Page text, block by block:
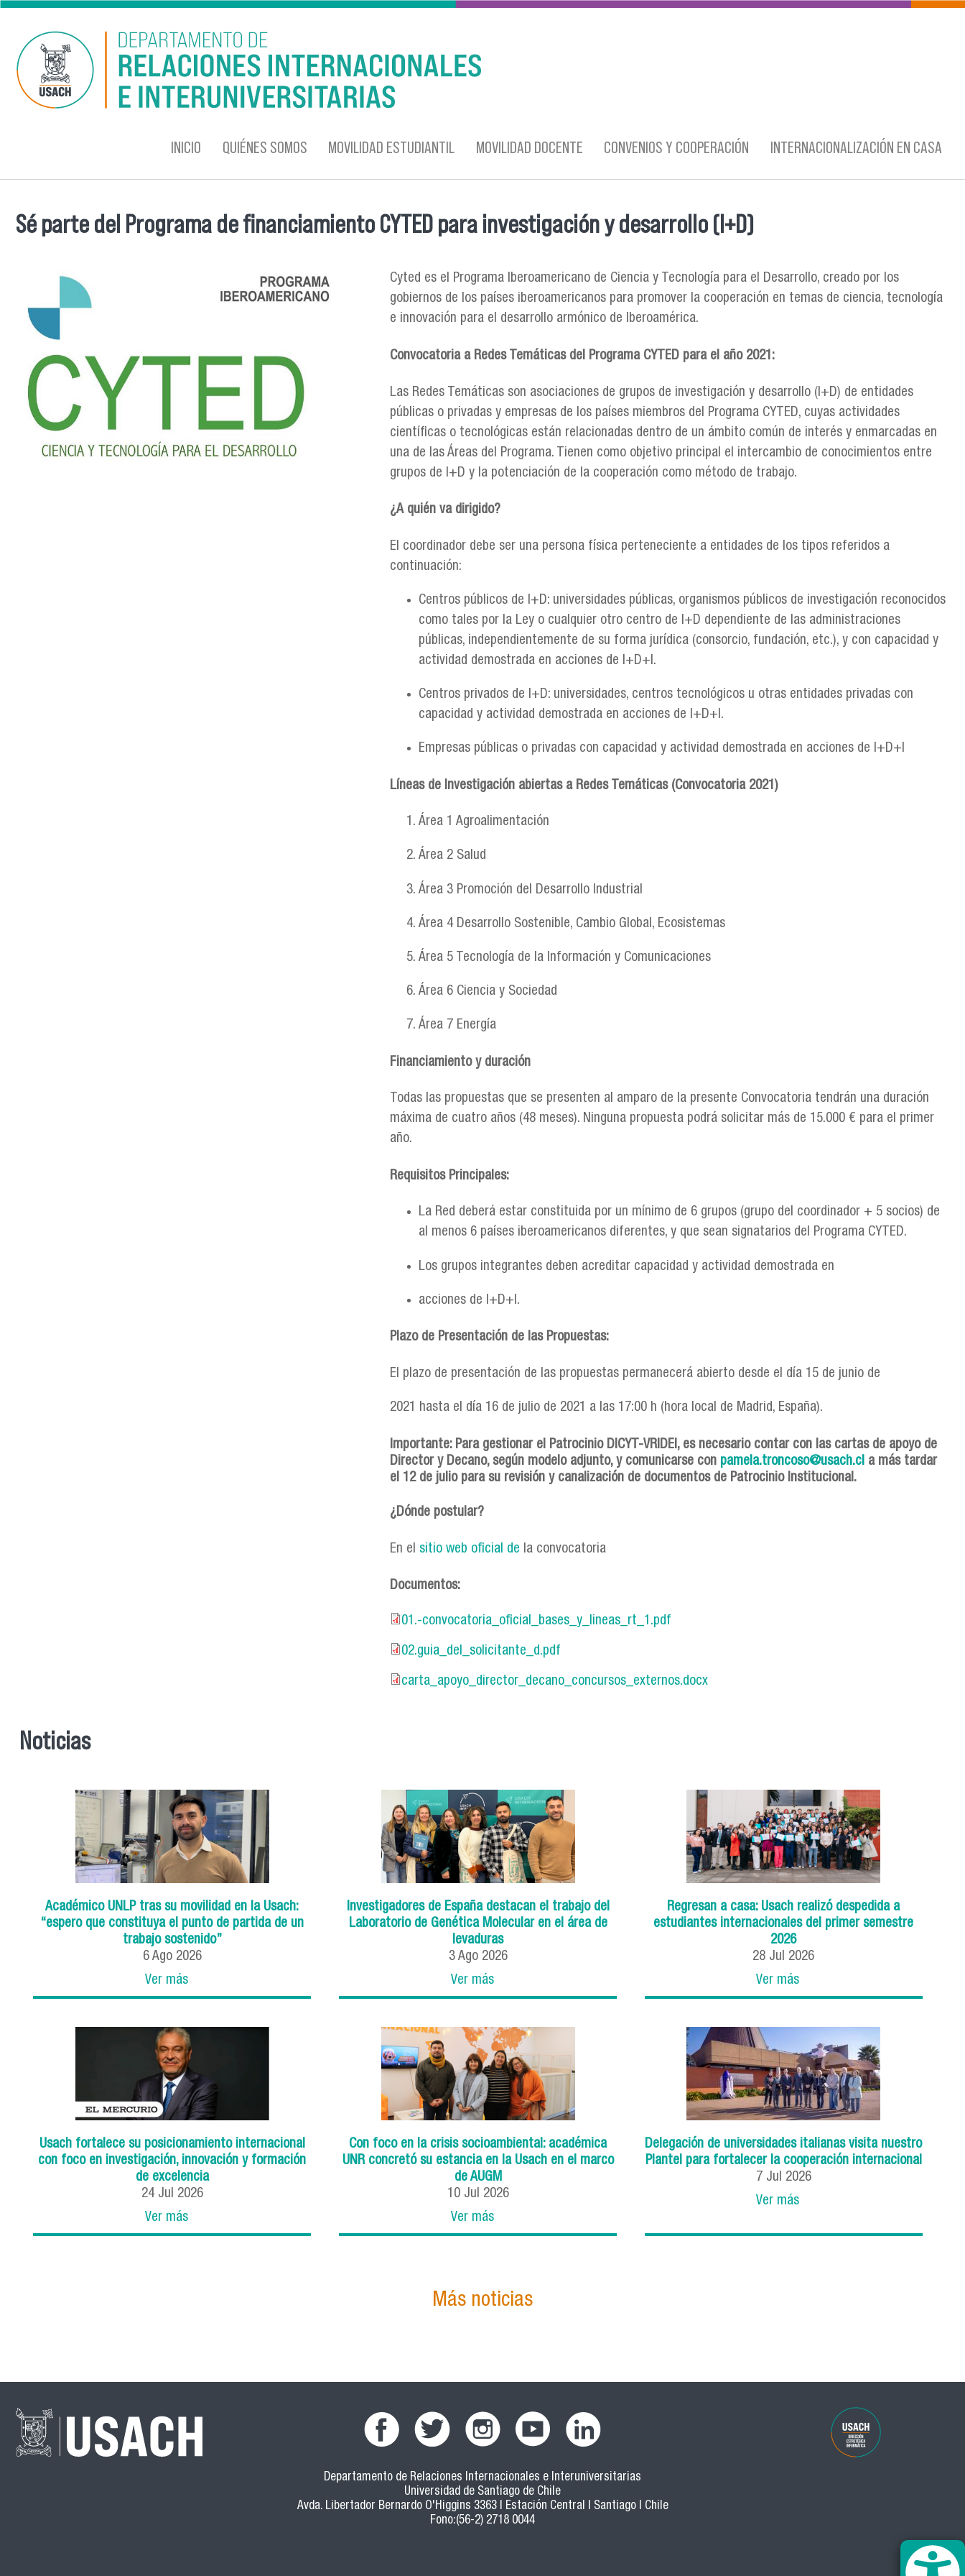
Pasar al contenido principal
INICIO QUIÉNES SOMOS MOVILIDAD ESTUDIANTIL MOVILIDAD DOCENTE CONVENIOS Y COOPERACIÓN INTERNACIONALIZACIÓN EN CASA
Se encuentra usted aquí
Sé parte del Programa de financiamiento CYTED para investigación y desarrollo (I+D)
Cyted es el Programa Iberoamericano de Ciencia y Tecnología para el Desarrollo, creado por los
gobiernos de los países iberoamericanos para promover la cooperación en temas de ciencia, tecnología
e innovación para el desarrollo armónico de Iberoamérica.
Convocatoria a Redes Temáticas del Programa CYTED para el año 2021:
Las Redes Temáticas son asociaciones de grupos de investigación y desarrollo (I+D) de entidades
públicas o privadas y empresas de los países miembros del Programa CYTED, cuyas actividades
científicas o tecnológicas están relacionadas dentro de un ámbito común de interés y enmarcadas en
una de las Áreas del Programa. Tienen como objetivo principal el intercambio de conocimientos entre
grupos de I+D y la potenciación de la cooperación como método de trabajo.
¿A quién va dirigido?
El coordinador debe ser una persona física perteneciente a entidades de los tipos referidos a
continuación:
Centros públicos de I+D: universidades públicas, organismos públicos de investigación reconocidos
como tales por la Ley o cualquier otro centro de I+D dependiente de las administraciones
públicas, independientemente de su forma jurídica (consorcio, fundación, etc.), y con capacidad y
actividad demostrada en acciones de I+D+I.
Centros privados de I+D: universidades, centros tecnológicos u otras entidades privadas con
capacidad y actividad demostrada en acciones de I+D+I.
Empresas públicas o privadas con capacidad y actividad demostrada en acciones de I+D+I
Líneas de Investigación abiertas a Redes Temáticas (Convocatoria 2021)
Área 1 Agroalimentación
Área 2 Salud
Área 3 Promoción del Desarrollo Industrial
Área 4 Desarrollo Sostenible, Cambio Global, Ecosistemas
Área 5 Tecnología de la Información y Comunicaciones
Área 6 Ciencia y Sociedad
Área 7 Energía
Financiamiento y duración
Todas las propuestas que se presenten al amparo de la presente Convocatoria tendrán una duración
máxima de cuatro años (48 meses). Ninguna propuesta podrá solicitar más de 15.000 € para el primer
año.
Requisitos Principales:
La Red deberá estar constituida por un mínimo de 6 grupos (grupo del coordinador + 5 socios) de
al menos 6 países iberoamericanos diferentes, y que sean signatarios del Programa CYTED.
Los grupos integrantes deben acreditar capacidad y actividad demostrada en
acciones de I+D+I.
Plazo de Presentación de las Propuestas:
El plazo de presentación de las propuestas permanecerá abierto desde el día 15 de junio de
2021 hasta el día 16 de julio de 2021 a las 17:00 h (hora local de Madrid, España).
Importante: Para gestionar el Patrocinio DICYT-VRIDEI, es necesario contar con las cartas de apoyo de
Director y Decano, según modelo adjunto, y comunicarse con pamela.troncoso@usach.cl a más tardar
el 12 de juliopara su revisión y canalización de documentos de Patrocinio Institucional.
¿Dónde postular?
En el sitio web oficial de la convocatoria
Documentos:
01.-convocatoria_oficial_bases_y_lineas_rt_1.pdf
01.-convocatoria_oficial_bases_y_lineas_rt_1.pdf
02.guia_del_solicitante_d.pdf
02.guia_del_solicitante_d.pdf
carta_apoyo_director_decano_concursos_externos.docx
Noticias
Académico UNLP tras su movilidad en la Usach:
“espero que constituya el punto de partida de un
trabajo sostenido”
6 Ago 2026
Ver más
Investigadores de España destacan el trabajo del
Laboratorio de Genética Molecular en el área de
levaduras
3 Ago 2026
Ver más
Regresan a casa: Usach realizó despedida a
estudiantes internacionales del primer semestre
2026
28 Jul 2026
Ver más
Usach fortalece su posicionamiento internacional
con foco en investigación, innovación y formación
de excelencia
24 Jul 2026
Ver más
Con foco en la crisis socioambiental: académica
UNR concretó su estancia en la Usach en el marco
de AUGM
10 Jul 2026
Ver más
Delegación de universidades italianas visita nuestro
Plantel para fortalecer la cooperación internacional
7 Jul 2026
Ver más
Más noticias
Departamento de Relaciones Internacionales e Interuniversitarias
Universidad de Santiago de Chile
Avda. Libertador Bernardo O'Higgins 3363 | Estación Central | Santiago | Chile
Fono:(56-2) 2718 0044